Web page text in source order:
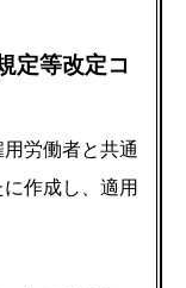
定等改定コ
労働者と共通
作成し、適用